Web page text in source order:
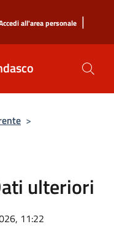
all'area personale |
>
ulteriori
11:22